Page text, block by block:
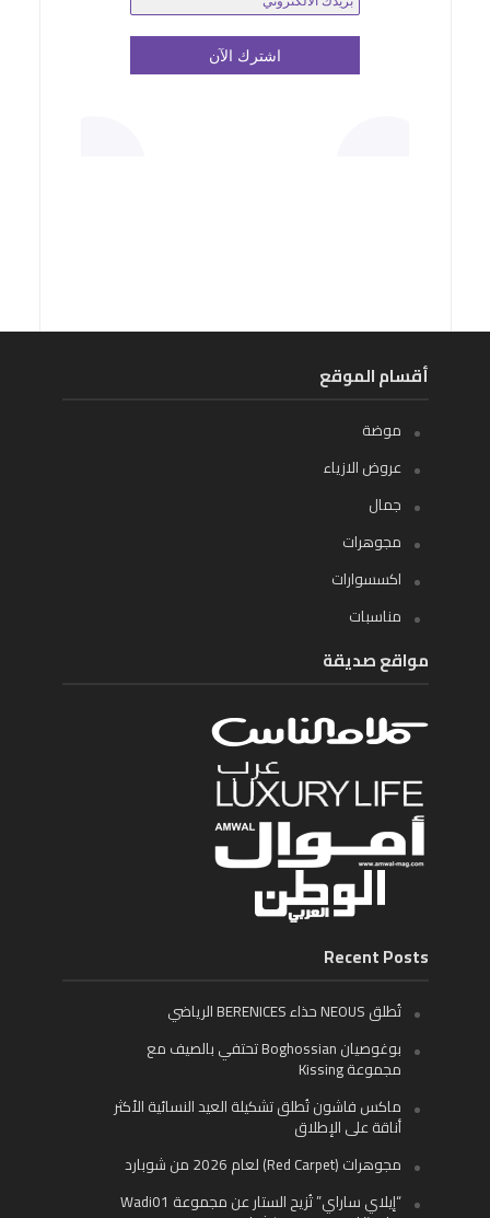
أقسام الموقع
موضة
عروض الازياء
جمال
مجوهرات
اكسسوارات
مناسبات
مواقع صديقة
Recent Posts
تُطلق NEOUS حذاء BERENICES الرياضي
بوغوصيان Boghossian تحتفي بالصيف مع
مجموعة Kissing
ماكس فاشون تُطلق تشكيلة العيد النسائية الأكثر
أناقة على الإطلاق
مجوهرات (Red Carpet) لعام 2026 من شوبارد
“إيلاي ساراي” تُزيح الستار عن مجموعة Wadi01